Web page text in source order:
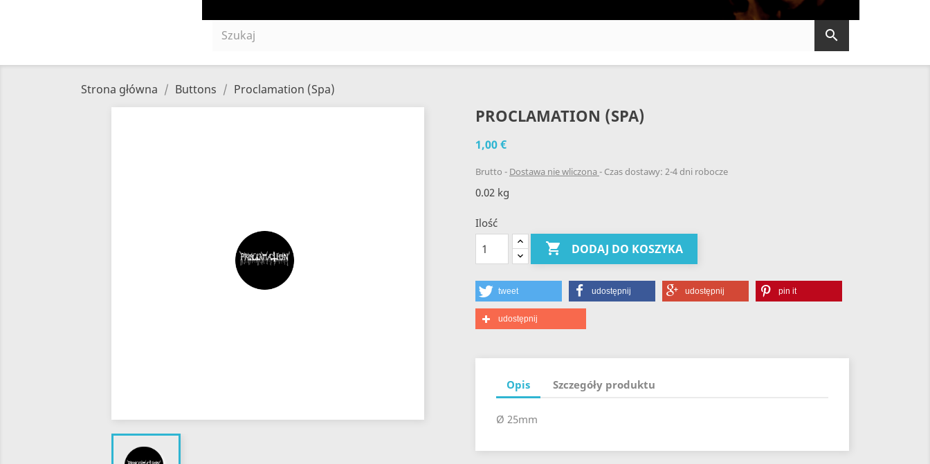

Strona główna Buttons Proclamation (Spa)
PROCLAMATION (SPA)
1,00 €
Brutto Dostawa nie wliczona Czas dostawy: 2-4 dni robocze
0.02 kg
Ilość
 DODAJ DO KOSZYKA
tweet udostępnij udostępnij pin it
udostępnij
Opis Szczegóły produktu
Ø 25mm